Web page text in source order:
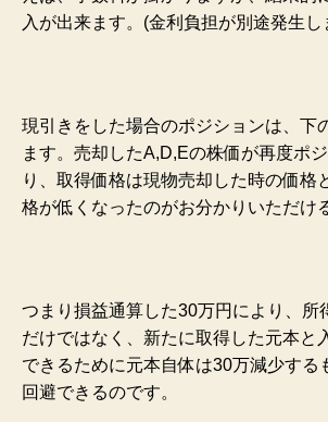
入が出来ます。 (金利負担が別途発生し
現引きをした場合のポジションは、下
ます。売却したA,D,Eの株価が再度ポ
り、取得価格は現物売却した時の価格
格が低くなったのがお分かりいただけ
つまり損益通算した30万円により、所
だけではなく、新たに取得した元本と
できるために元本自体は30万減少する
回避できるのです。